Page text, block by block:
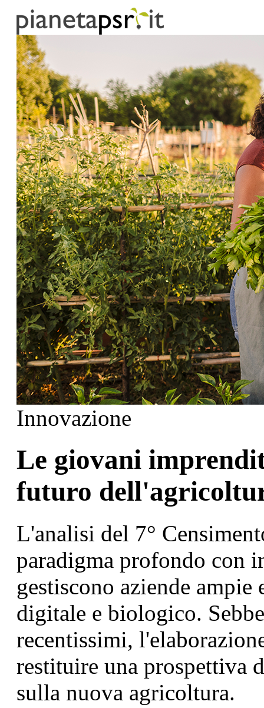
Innovazione
Le giovani
futuro
L'analisi del 7°
paradigma profondo con
gestiscono aziende
digitale e biologico.
recentissimi,
restituire una prospettiva
sulla nuova agricoltura.